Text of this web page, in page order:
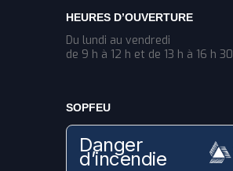
HEURES D’OUVERTURE
Du lundi au vendredi
de 9 h à 12 h et de 13 h à 16 h 30
SOPFEU
Danger
d’incendie